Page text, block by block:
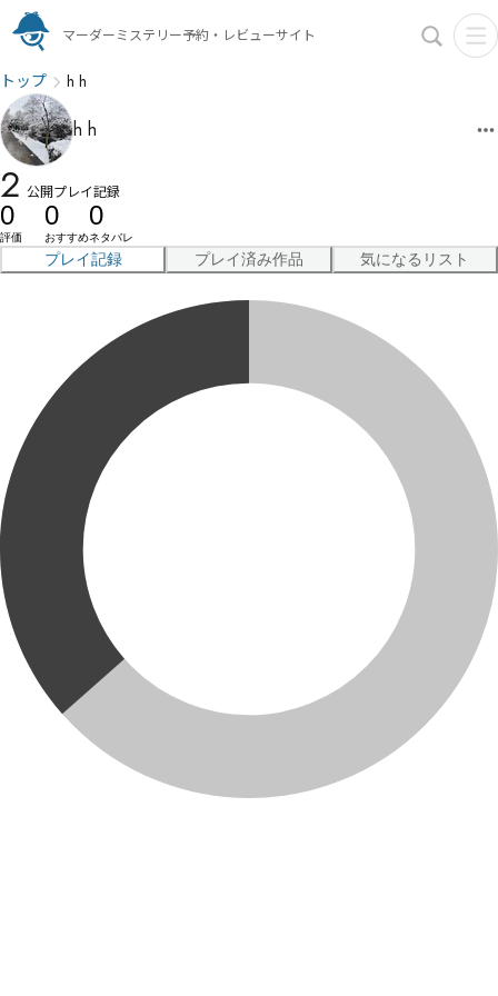
マーダーミステリー予約・レビューサイト
トップ h h
h h
2 公開プレイ記録
0
評価
0
おすすめ
0
ネタバレ
プレイ記録 プレイ済み作品 気になるリスト